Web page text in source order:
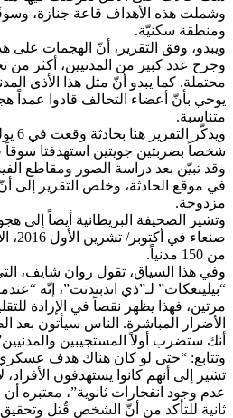
وشملت هذه الأهداف قاعة جنازة،
ومنطقة سكنيّة.
ويبدو، وفق التقرير، أنّ الهجمات على
وجرح عدد كبير من المدنيين، أكثر من
محتملة. كما يبدو أنّ مثل هذا الأذى
يوحي بأنّ أعضاء التحالف قادوا عمداً
متناسبة.
شخصاً بضربتين جويتين استهدفتا سوقاً
وقد تبيّن بعد دراسة الصور ومقاطع
في موقع الحادثة، وخلص التقرير إلى
مزدوجة.
وتشير الصحيفة البريطانية أيضاً إلى
من 150 مدنياً.
وفي هذا السياق، تقول روان شايف،
“بيلينغكات” لـ”ذي اندبندنت”، إنّه
مرتين، فهذا يظهر نقصاً في الإرادة
الأضرار المباشرة. الناس سيأتون بعد
أنك ستضرب أولاً المستجيبين
وتتابع: “حتى لو كان هناك هدف عسكري
تشير إلى أنهم كانوا يستهدفون
عدم وجود انفجارات ثانوية”، معتبره
ثانية للتأكد من أنّ الشخص قُتل